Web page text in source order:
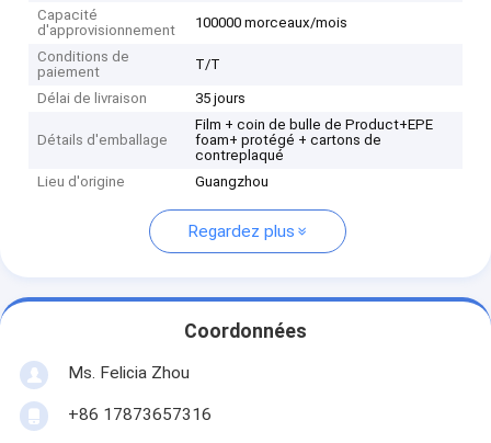
Capacité
d'approvisionnement
100000 morceaux/mois
Conditions de
paiement
T/T
Délai de livraison 35 jours
Détails d'emballage
Film + coin de bulle de Product+EPE
foam+ protégé + cartons de
contreplaqué
Lieu d'origine
Guangzhou
Regardez plus
Coordonnées
Ms. Felicia Zhou
+86 17873657316